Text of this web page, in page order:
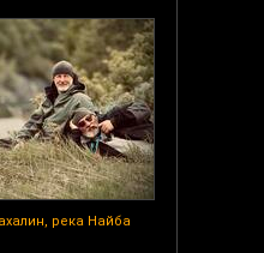
река Найба